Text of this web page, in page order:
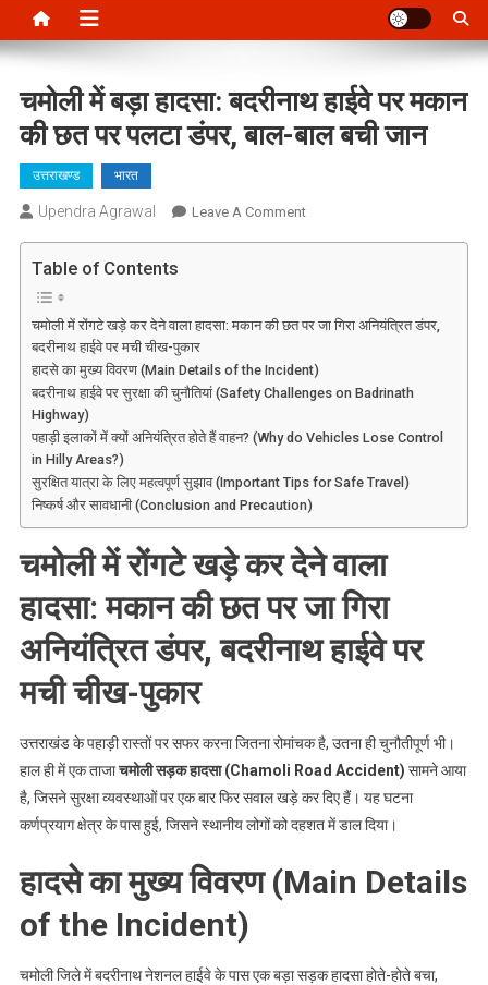
चमोली में बड़ा हादसा: बदरीनाथ हाईवे पर मकान
की छत पर पलटा डंपर, बाल-बाल बची जान
उत्तराखण्ड भारत
Upendra Agrawal Leave A CommentOn
हाईवे
पर
की
पर
पलटा
बाल-
बची
जान
Table of Contents
चमोली में रोंगटे खड़े कर देने वाला हादसा: मकान की छत पर जा गिरा अनियंत्रित डंपर,
बदरीनाथ हाईवे पर मची चीख-पुकार
हादसे का मुख्य विवरण (Main Details of the Incident)
बदरीनाथ हाईवे पर सुरक्षा की चुनौतियां (Safety Challenges on Badrinath
Highway)
पहाड़ी इलाकों में क्यों अनियंत्रित होते हैं वाहन? (Why do Vehicles Lose Control
in Hilly Areas?)
सुरक्षित यात्रा के लिए महत्वपूर्ण सुझाव (Important Tips for Safe Travel)
निष्कर्ष और सावधानी (Conclusion and Precaution)
चमोली में रोंगटे खड़े कर देने वाला
हादसा: मकान की छत पर जा गिरा
अनियंत्रित डंपर, बदरीनाथ हाईवे पर
मची चीख-पुकार
उत्तराखंड के पहाड़ी रास्तों पर सफर करना जितना रोमांचक है, उतना ही चुनौतीपूर्ण भी।
हाल ही में एक ताजाचमोली सड़क हादसा (Chamoli Road Accident) सामने आया
है, जिसने सुरक्षा व्यवस्थाओं पर एक बार फिर सवाल खड़े कर दिए हैं। यह घटना
कर्णप्रयाग क्षेत्र के पास हुई, जिसने स्थानीय लोगों को दहशत में डाल दिया।
हादसे का मुख्य विवरण (Main Details
of the Incident)
चमोली जिले में बदरीनाथ नेशनल हाईवे के पास एक बड़ा सड़क हादसा होते-होते बचा,